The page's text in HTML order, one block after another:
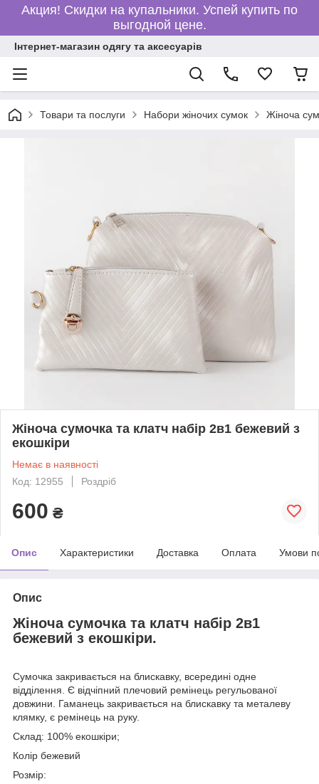
Акция! Скидки на купальники. Успей купить по
выгодной цене.
Інтернет-магазин одягу та аксесуарів
Товари та послуги Набори жіночих сумок Жіноча
Жіноча сумочка та клатч набір 2в1 бежевий з
екошкіри
Немає в наявності
Код: 12955
Роздріб
600 ₴
Опис Характеристики Доставка Оплата Умови
Опис
Жіноча сумочка та клатч набір 2в1
бежевий з екошкіри.
Сумочка закривається на блискавку, всередині одне
відділення. Є відчіпний плечовий ремінець регульованої
довжини. Гаманець закривається на блискавку та металеву
клямку, є ремінець на руку.
Склад: 100% екошкіри;
Колір бежевий
Розмір: